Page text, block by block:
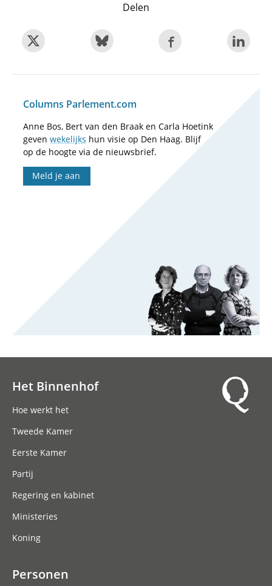
Delen
Columns Parlement.com
Anne Bos, Bert van den Braak en Carla Hoetink
geven wekelijks hun visie op Den Haag. Blijf
op de hoogte via de nieuwsbrief.
Meld je aan
Het Binnenhof
Hoe werkt het
Tweede Kamer
Eerste Kamer
Partij
Regering en kabinet
Ministeries
Koning
Personen